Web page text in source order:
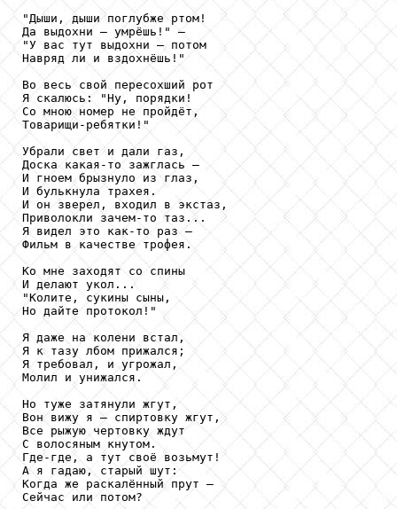
"Дыши, дыши поглубже ртом!
Да выдохни — умрёшь!" —
"У вас тут выдохни — потом
Навряд ли и вздохнёшь!"
Во весь свой пересохший рот
Я скалюсь: "Ну, порядки!
Со мною номер не пройдёт,
Товарищи-ребятки!"
Убрали свет и дали газ,
Доска какая-то зажглась —
И гноем брызнуло из глаз,
И булькнула трахея.
И он зверел, входил в экстаз,
Приволокли зачем-то таз...
Я видел это как-то раз —
Фильм в качестве трофея.
Ко мне заходят со спины
И делают укол...
"Колите, сукины сыны,
Но дайте протокол!"
Я даже на колени встал,
Я к тазу лбом прижался;
Я требовал, и угрожал,
Молил и унижался.
Но туже затянули жгут,
Вон вижу я — спиртовку жгут,
Все рыжую чертовку ждут
С волосяным кнутом.
Где-где, а тут своё возьмут!
А я гадаю, старый шут:
Когда же раскалённый прут —
Сейчас или потом?